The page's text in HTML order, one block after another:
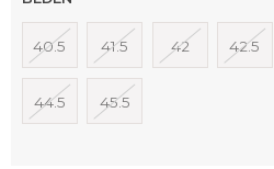
40.5 41.5 42 42.5
44.5 45.5